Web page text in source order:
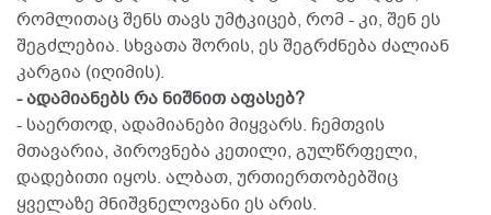
რომლითაც შენს თავს უმტკიცებ, რომ - კი, შენ ეს
შეგძლებია. სხვათა შორის, ეს შეგრძნება ძალიან
კარგია (იღიმის).
- ადამიანებს რა ნიშნით აფასებ?
- საერთოდ, ადამიანები მიყვარს. ჩემთვის
მთავარია, პიროვნება კეთილი, გულწრფელი,
დადებითი იყოს. ალბათ, ურთიერთობებშიც
ყველაზე მნიშვნელოვანი ეს არის.